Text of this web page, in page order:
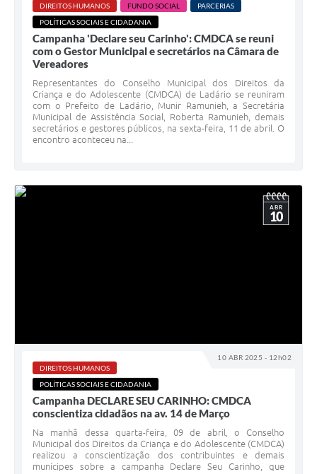
DIREITOS HUMANOS
FUNDO SOCIAL
PARCERIAS
POLÍTICAS SOCIAIS E CIDADANIA
Campanha 'Declare seu Carinho': CMDCA se reuni
com o Gestor Municipal e secretários na Câmara de
Vereadores
Representantes do Conselho Municipal dos Direitos da
Criança e do Adolescente (CMDCA) de Ladário se reuniram
com o Prefeito de Ladário, Munir Ramunieh, a Secretária
Municipal de Assistência Social, Roberta Ramunieh, demais
secretários e gestores públicos, na sexta-feira, 11 de abril. O
encontro aconteceu na...
10 ABR 2025 - 12h02
ABR
10
DIREITOS HUMANOS
POLÍTICAS SOCIAIS E CIDADANIA
Campanha DECLARE SEU CARINHO: CMDCA
conscientiza cidadãos na av. 14 de Março
Na manhã dessa quarta-feira, 09 de abril, o Conselho
Municipal dos Direitos da Criança e do Adolescente (CMDCA)
realizou a conscientização dos contribuintes e demais
munícipes sobre a campanha Declare Seu Carinho, que